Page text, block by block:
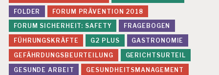
FOLDER
FORUM PRÄVENTION 2018
FORUM SICHERHEIT: SAFETY
FRAGEBOGEN
FÜHRUNGSKRÄFTE
G2 PLUS
GASTRONOMIE
GEFÄHRDUNGSBEURTEILUNG
GERICHTSURTEIL
GESUNDE ARBEIT
GESUNDHEITSMANAGEMENT